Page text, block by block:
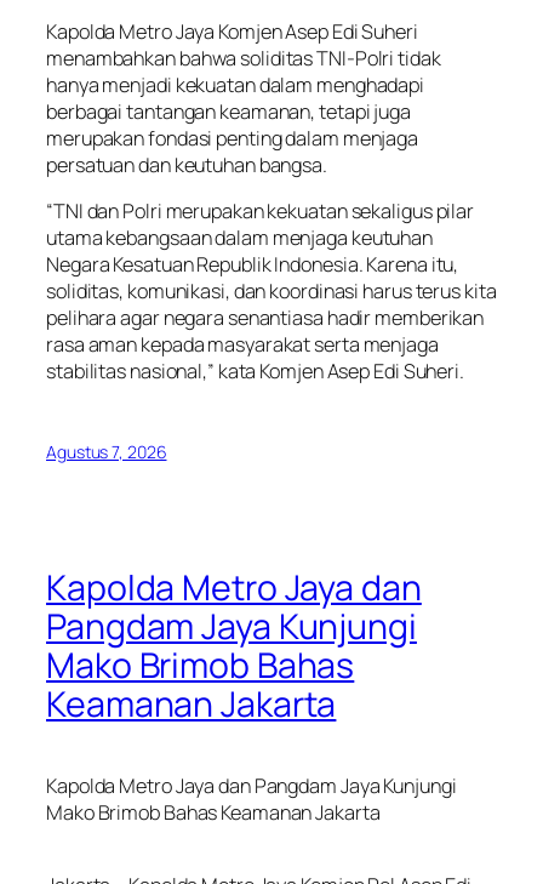
Kapolda Metro Jaya Komjen Asep Edi Suheri
menambahkan bahwa soliditas TNI-Polri tidak
hanya menjadi kekuatan dalam menghadapi
berbagai tantangan keamanan, tetapi juga
merupakan fondasi penting dalam menjaga
persatuan dan keutuhan bangsa.
“TNI dan Polri merupakan kekuatan sekaligus pilar
utama kebangsaan dalam menjaga keutuhan
Negara Kesatuan Republik Indonesia. Karena itu,
soliditas, komunikasi, dan koordinasi harus terus kita
pelihara agar negara senantiasa hadir memberikan
rasa aman kepada masyarakat serta menjaga
stabilitas nasional,” kata Komjen Asep Edi Suheri.
Agustus 7, 2026
Kapolda Metro Jaya dan
Pangdam Jaya Kunjungi
Mako Brimob Bahas
Keamanan Jakarta
Kapolda Metro Jaya dan Pangdam Jaya Kunjungi
Mako Brimob Bahas Keamanan Jakarta